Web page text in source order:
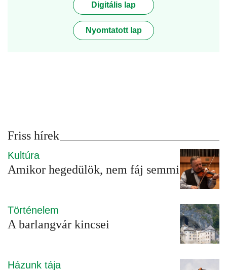
Digitális lap
Nyomtatott lap
Friss hírek
Kultúra
Amikor hegedülök, nem fáj semmi
Történelem
A barlangvár kincsei
Házunk tája